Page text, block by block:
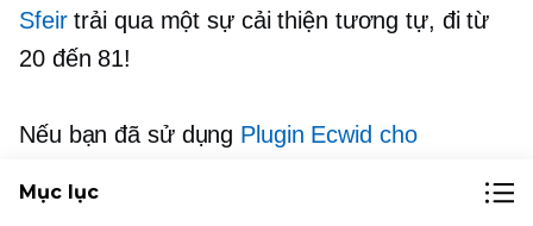
Sfeirtrải qua một sự cải thiện tương tự, đi từ
20 đến 81!
Nếu bạn đã sử dụng Plugin Ecwid cho
có phiên bản mới, nhanh hơn cho cửa hàng
Mục lục